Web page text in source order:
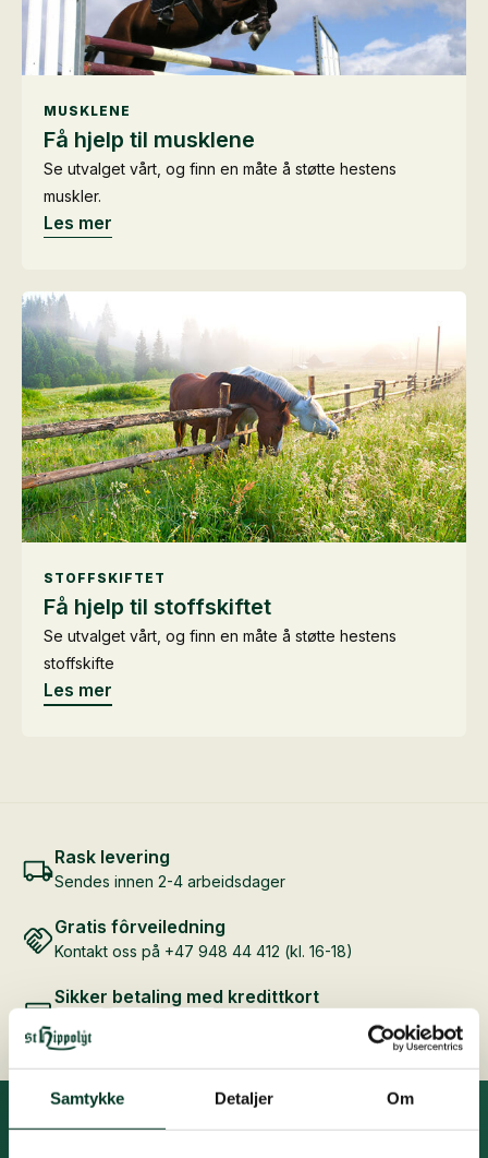
Samtykke Detaljer Om
MUSKLENE
Få hjelp til musklene
Se utvalget vårt, og finn en måte å støtte hestens
muskler.
Les mer
STOFFSKIFTET
Få hjelp til stoffskiftet
Se utvalget vårt, og finn en måte å støtte hestens
stoffskifte
Les mer
Rask levering
Sendes innen 2-4 arbeidsdager
Gratis fôrveiledning
Kontakt oss på +47 948 44 412 (kl. 16-18)
Sikker betaling med kredittkort